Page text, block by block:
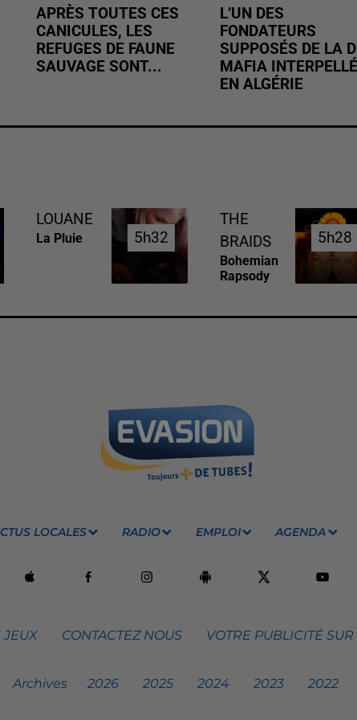
APRÈS TOUTES CES
CANICULES, LES
REFUGES DE FAUNE
SAUVAGE SONT...
L’UN DES
FONDATEURS
SUPPOSÉS DE LA
MAFIA INTERPELLÉ
EN ALGÉRIE
LOUANE
La Pluie 5h32
5h32
THE
BRAIDS
Bohemian
Rapsody
5h28
5h28
LOCALES RADIO EMPLOI AGENDA
JEUX CONTACTEZ NOUS VOTRE PUBLICITÉ
Archives 2026 2025 2024 2023 2022